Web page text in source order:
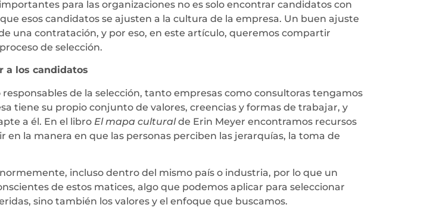
para las organizaciones no es solo encontrar candidatos con
esos candidatos se ajusten a la cultura de la empresa. Un buen ajuste
una contratación, y por eso, en este artículo, queremos compartir
de selección.
a los candidatos
de la selección, tanto empresas como consultoras tengamos
tiene su propio conjunto de valores, creencias y formas de trabajar, y
a él. En el libro El mapa culturalde Erin Meyer encontramos recursos
la manera en que las personas perciben las jerarquías, la toma de
incluso dentro del mismo país o industria, por lo que un
de estos matices, algo que podemos aplicar para seleccionar
sino también los valores y el enfoque que buscamos.